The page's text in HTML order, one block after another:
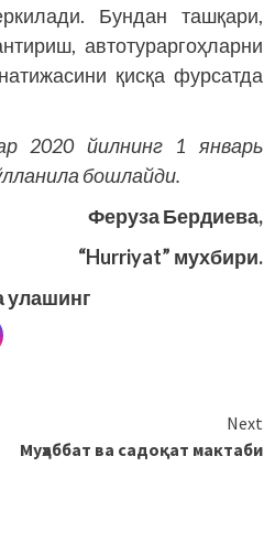
Бундан ташқари,
автотураргоҳларни
қисқа фурсатда
2020 йилнинг 1 январь
бошлайди.
Феруза Бердиева,
“Hurriyat” мухбири.
улашинг
Next
Муҳаббат ва садоқат мактаби